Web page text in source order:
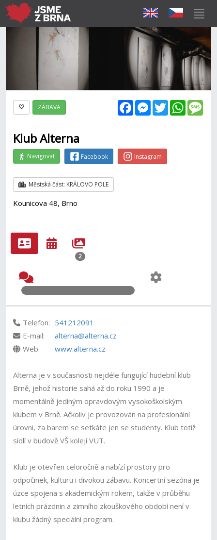
FacebookMessenger
Twitter
ZÁBAVA
Klub Alterna
Navigovat Facebook Instagram
Městská část: KRÁLOVO POLE
Kounicova 48, Brno
2
Telefon: 541212091
E-mail:
alterna@alterna.cz
Web:
www.alterna.cz
Alterna je v současnosti nejdéle fungující hudební klub
Brně, jehož historie sahá až do roku 1990 a je
momentálně jediným opravdovým vysokoškolským
klubem v Brně. Ačkoliv je provozován na profesionální
úrovni, za barem se setkáte jen se studenty. Klub totiž
sídlí v budově VŠ kolejí VUT.
Klub je otevřen celoročně a nabízí prostory pro
odpočinek, kulturu i divokou zábavu. Koncertní sezóna je
úzce spojena s akademickým rokem, takže v průběhu
letních prázdnin a zimního zkouškového období není v
klubu žádný speciální program.